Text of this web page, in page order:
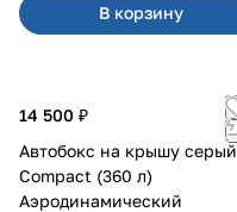
В корзину
14 500 ₽
Автобокс на крышу серый
Compact (360 л)
Аэродинамический